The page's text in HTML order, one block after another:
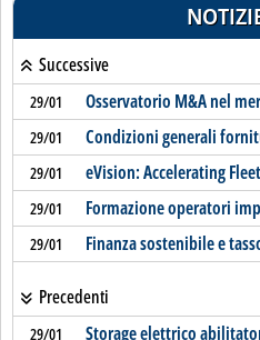
Successive
29/01 Osservatorio M&A nel
29/01 Condizioni generali
29/01 eVision: Accelerating
29/01 Formazione operatori
29/01 Finanza sostenibile e
Precedenti
29/01 Storage elettrico